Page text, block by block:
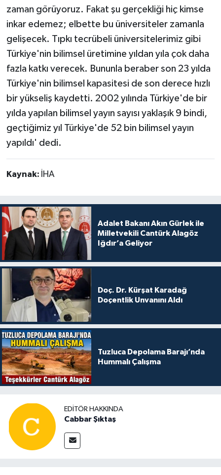
zaman görüyoruz. Fakat şu gerçekliği hiç kimse
inkar edemez; elbette bu üniversiteler zamanla
gelişecek. Tıpkı tecrübeli üniversitelerimiz gibi
Türkiye'nin bilimsel üretimine yıldan yıla çok daha
fazla katkı verecek. Bununla beraber son 23 yılda
Türkiye'nin bilimsel kapasitesi de son derece hızlı
bir yükseliş kaydetti. 2002 yılında Türkiye'de bir
yılda yapılan bilimsel yayın sayısı yaklaşık 9 bindi,
geçtiğimiz yıl Türkiye'de 52 bin bilimsel yayın
yapıldı' dedi.
Kaynak: İHA
Adalet Bakanı Akın Gürlek ile
Milletvekili Cantürk Alagöz
Iğdır’a Geliyor
Doç. Dr. Kürşat Karadağ
Doçentlik Unvanını Aldı
Tuzluca Depolama Barajı’nda
Hummalı Çalışma
EDITÖR HAKKINDA
Cabbar Şıktaş